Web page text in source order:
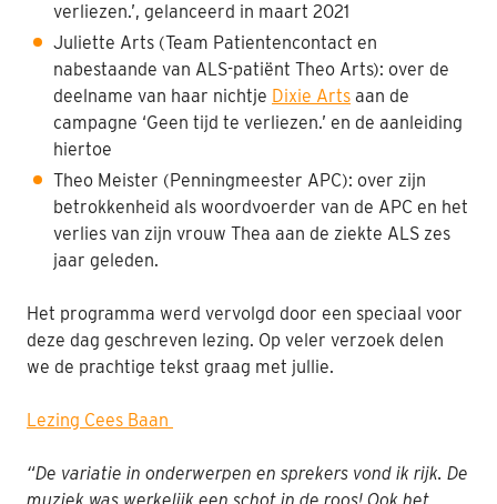
verliezen.’, gelanceerd in maart 2021
Juliette Arts (Team Patientencontact en
nabestaande van ALS-patiënt Theo Arts): over de
deelname van haar nichtje Dixie Arts aan de
campagne ‘Geen tijd te verliezen.’ en de aanleiding
hiertoe
Theo Meister (Penningmeester APC): over zijn
betrokkenheid als woordvoerder van de APC en het
verlies van zijn vrouw Thea aan de ziekte ALS zes
jaar geleden.
Het programma werd vervolgd door een speciaal voor
deze dag geschreven lezing. Op veler verzoek delen
we de prachtige tekst graag met jullie.
Lezing Cees Baan
“De variatie in onderwerpen en sprekers vond ik rijk. De